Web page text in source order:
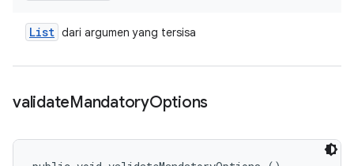
List dari argumen yang tersisa
validateMandatoryOptions